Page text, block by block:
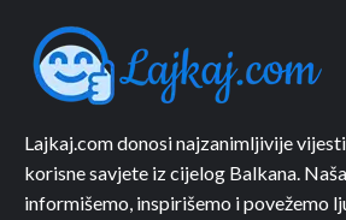
Lajkaj.com donosi najzanimljivije
korisne savjete iz cijelog Balkana.
informišemo, inspirišemo i povežemo